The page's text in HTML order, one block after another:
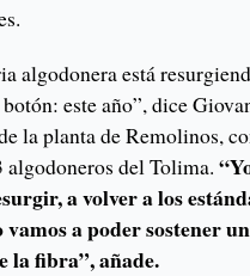
algodonera está
este año”, dice
la planta de Remolinos,
algodoneros del Tolima.
a volver a los
vamos a poder sostener
la fibra”, añade.